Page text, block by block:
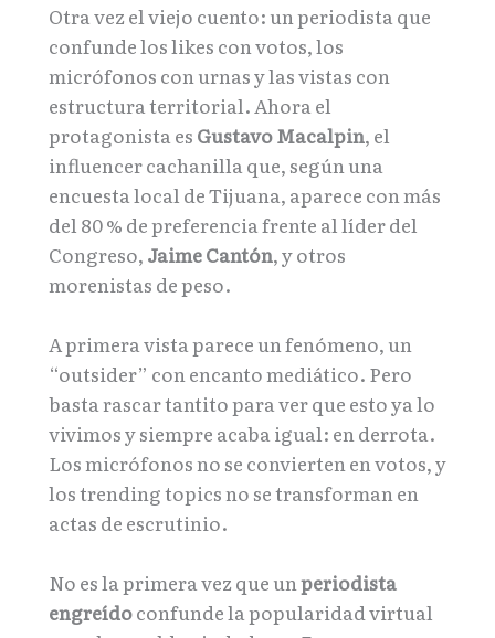
Otra vez el viejo cuento: un periodista que
confunde los likes con votos, los
micrófonos con urnas y las vistas con
estructura territorial. Ahora el
protagonista es Gustavo Macalpin, el
influencer cachanilla que, según una
encuesta local de Tijuana, aparece con más
del 80 % de preferencia frente al líder del
Congreso, Jaime Cantón, y otros
morenistas de peso.
A primera vista parece un fenómeno, un
“outsider” con encanto mediático. Pero
basta rascar tantito para ver que esto ya lo
vivimos y siempre acaba igual: en derrota.
Los micrófonos no se convierten en votos, y
los trending topics no se transforman en
actas de escrutinio.
No es la primera vez que unperiodista
engreídoconfunde la popularidad virtual